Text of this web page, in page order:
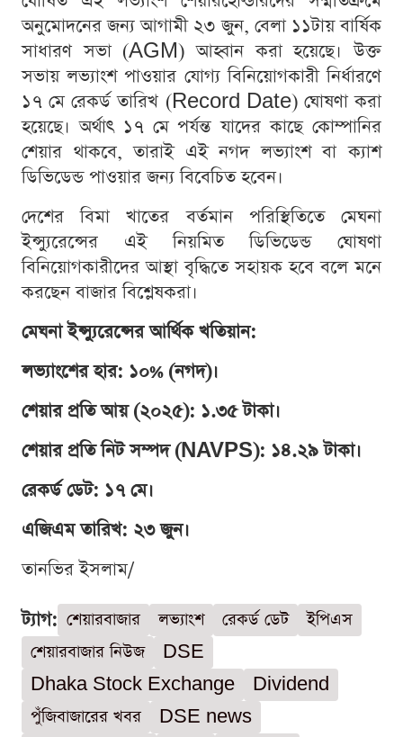
অনুমোদনের জন্য আগামী ২৩ জুন, বেলা ১১টায় বার্ষিক
সাধারণ সভা (AGM) আহ্বান করা হয়েছে। উক্ত
সভায় লভ্যাংশ পাওয়ার যোগ্য বিনিয়োগকারী নির্ধারণে
১৭ মে রেকর্ড তারিখ (Record Date) ঘোষণা করা
হয়েছে। অর্থাৎ ১৭ মে পর্যন্ত যাদের কাছে কোম্পানির
শেয়ার থাকবে, তারাই এই নগদ লভ্যাংশ বা ক্যাশ
ডিভিডেন্ড পাওয়ার জন্য বিবেচিত হবেন।
দেশের বিমা খাতের বর্তমান পরিস্থিতিতে মেঘনা
ইন্স্যুরেন্সের এই নিয়মিত ডিভিডেন্ড ঘোষণা
বিনিয়োগকারীদের আস্থা বৃদ্ধিতে সহায়ক হবে বলে মনে
করছেন বাজার বিশ্লেষকরা।
মেঘনা ইন্স্যুরেন্সের আর্থিক খতিয়ান:
লভ্যাংশের হার: ১০% (নগদ)।
শেয়ার প্রতি আয় (২০২৫): ১.৩৫ টাকা।
শেয়ার প্রতি নিট সম্পদ (NAVPS): ১৪.২৯ টাকা।
রেকর্ড ডেট: ১৭ মে।
এজিএম তারিখ: ২৩ জুন।
তানভির ইসলাম/
ট্যাগ: শেয়ারবাজার লভ্যাংশ রেকর্ড ডেট
ইপিএস
শেয়ারবাজার নিউজ
DSE
Dhaka Stock Exchange
Dividend
পুঁজিবাজারের খবর
DSE news